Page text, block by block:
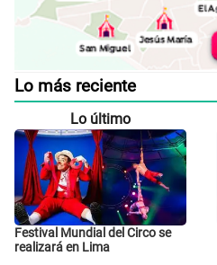
Lo más reciente
Lo último
Festival Mundial del Circo se
realizará en Lima